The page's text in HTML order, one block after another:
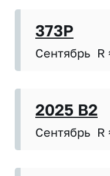
373P
Сентябрь R
2025 B2
Сентябрь R